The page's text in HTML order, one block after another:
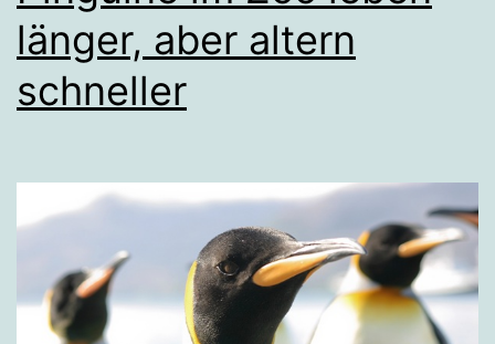
länger, aber altern
schneller